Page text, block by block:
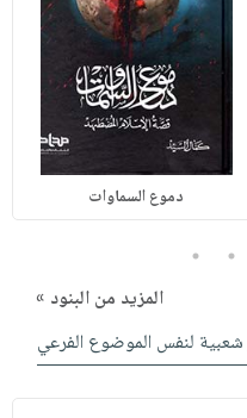
دموع السماوات
4
5
المزيد من البنود »
شعبية لنفس الموضوع الفرعي